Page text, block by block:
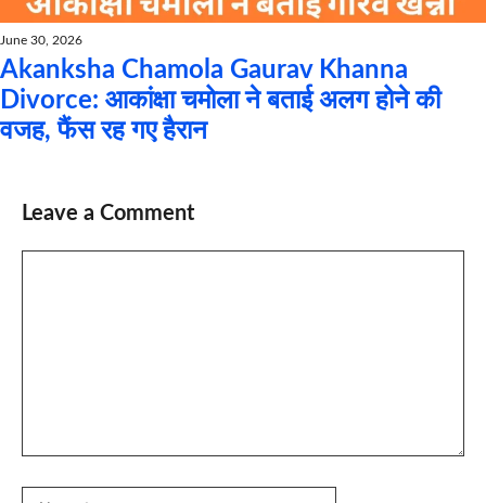
June 30, 2026
Akanksha Chamola Gaurav Khanna
Divorce: आकांक्षा चमोला ने बताई अलग होने की
वजह, फैंस रह गए हैरान
Leave a Comment